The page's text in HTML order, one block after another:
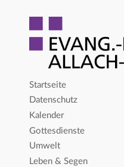
Startseite
Datenschutz
Kalender
Gottesdienste
Umwelt
Leben & Segen